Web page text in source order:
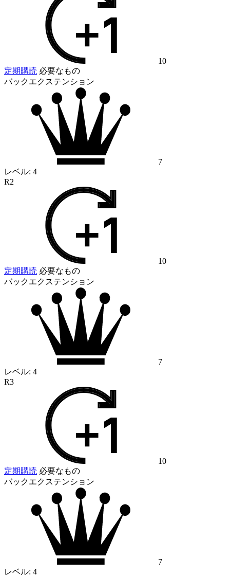
10
定期購読 必要なもの
バックエクステンション
7
レベル: 4
R2
10
定期購読 必要なもの
バックエクステンション
7
レベル: 4
R3
10
定期購読 必要なもの
バックエクステンション
7
レベル: 4